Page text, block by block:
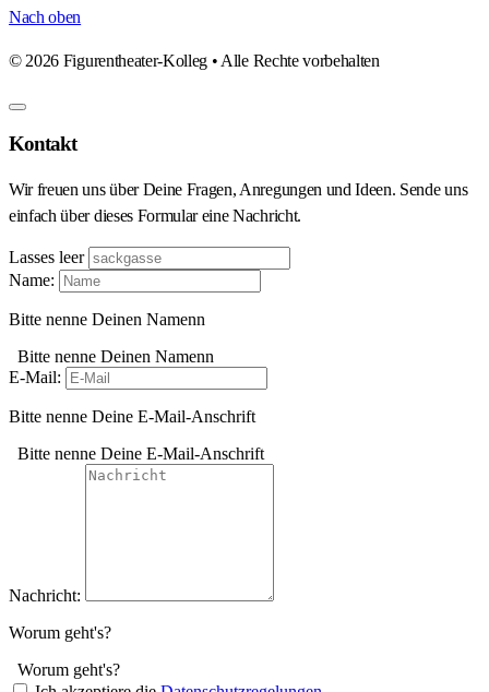
Nach oben
© 2026 Figurentheater-Kolleg • Alle Rechte vorbehalten
Kontakt
Wir freuen uns über Deine Fragen, Anregungen und Ideen. Sende uns
einfach über dieses Formular eine Nachricht.
Lasses leer
Name:
Bitte nenne Deinen Namenn
Bitte nenne Deinen Namenn
E-Mail:
Bitte nenne Deine E-Mail-Anschrift
Bitte nenne Deine E-Mail-Anschrift
Nachricht:
Worum geht's?
Worum geht's?